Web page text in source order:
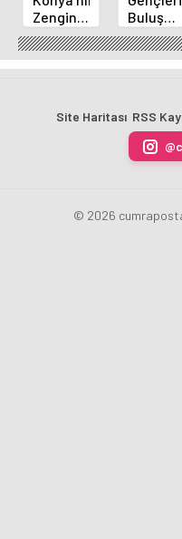
Zengin
Mutfağı
GastroFest'te
Tanıtılacak
Buluşma
Noktası
Talha
Site Haritası RSS
© 2026